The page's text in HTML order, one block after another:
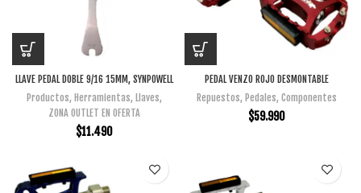
LLAVE PEDAL DOBLE 9/16 15MM, SYNPOWELL
Productos, Herramientas, Llaves,
ZONA OUTLET EN OFERTA
$11.490
PEDAL VENZO ROJO DESMONTABLE
Repuestos, Pedales, Componentes
$59.990